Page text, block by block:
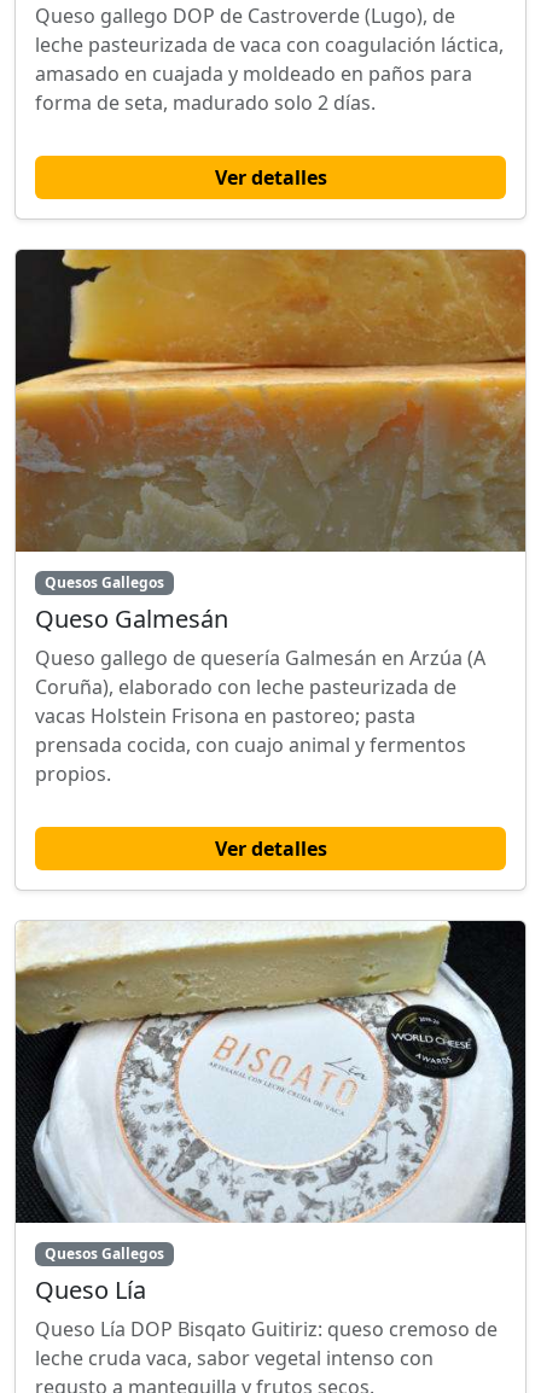
Queso gallego DOP de Castroverde (Lugo), de
leche pasteurizada de vaca con coagulación láctica,
amasado en cuajada y moldeado en paños para
forma de seta, madurado solo 2 días.
Ver detalles
Quesos Gallegos
Queso Galmesán
Queso gallego de quesería Galmesán en Arzúa (A
Coruña), elaborado con leche pasteurizada de
vacas Holstein Frisona en pastoreo; pasta
prensada cocida, con cuajo animal y fermentos
propios.
Ver detalles
Quesos Gallegos
Queso Lía
Queso Lía DOP Bisqato Guitiriz: queso cremoso de
leche cruda vaca, sabor vegetal intenso con
regusto a mantequilla y frutos secos.